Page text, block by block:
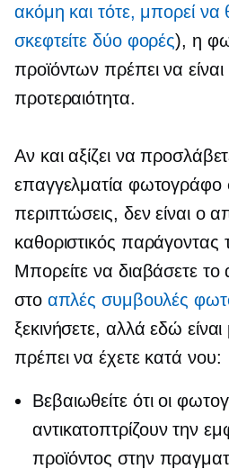
ακόμη και τότε, μπορεί να
σκεφτείτε δύο φορές), η
προϊόντων πρέπει να
προτεραιότητα.
Αν και αξίζει να
επαγγελματία φωτογράφο
περιπτώσεις, δεν είναι ο
καθοριστικός παράγοντας
Μπορείτε να διαβάσετε
στο απλές συμβουλές
ξεκινήσετε, αλλά εδώ
πρέπει να έχετε κατά νου:
Βεβαιωθείτε ότι οι
αντικατοπτρίζουν την
προϊόντος στην